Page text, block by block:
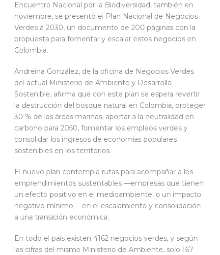
Encuentro Nacional por la Biodiversidad, también en
noviembre, se presentó el Plan Nacional de Negocios
Verdes a 2030, un documento de 200 páginas con la
propuesta para fomentar y escalar estos negocios en
Colombia.
Andreina González, de la oficina de Negocios Verdes
del actual Ministerio de Ambiente y Desarrollo
Sostenible, afirma que con este plan se espera revertir
la destrucción del bosque natural en Colombia, proteger
30 % de las áreas marinas, aportar a la neutralidad en
carbono para 2050, fomentar los empleos verdes y
consolidar los ingresos de economías populares
sostenibles en los territorios.
El nuevo plan contempla rutas para acompañar a los
emprendimientos sustentables —empresas que tienen
un efecto positivo en el medioambiente, o un impacto
negativo mínimo— en el escalamiento y consolidación
a una transición económica.
En todo el país existen 4162 negocios verdes, y según
las cifras del mismo Ministerio de Ambiente, solo 167